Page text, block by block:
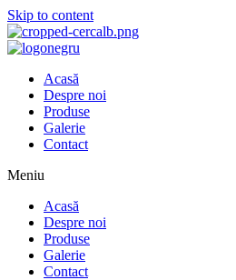
Skip to content
Acasă
Despre noi
Produse
Galerie
Contact
Meniu
Acasă
Despre noi
Produse
Galerie
Contact